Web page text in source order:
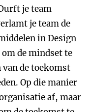
je team
je team de
in Design
de mindset te
van de toekomst
Op die manier
af, maar